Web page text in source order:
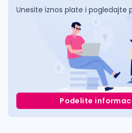
Unesite iznos plate i pogledajte
Podelite